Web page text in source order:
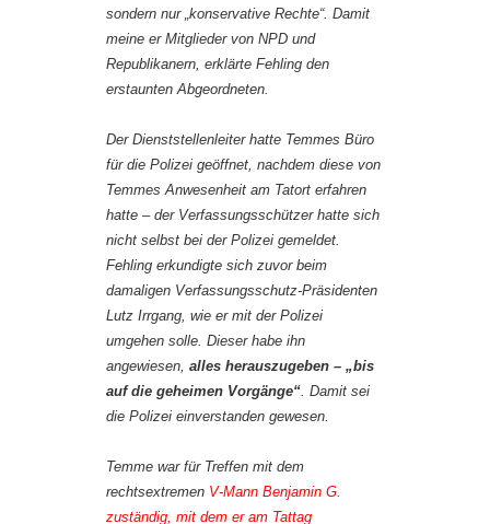
sondern nur „konservative Rechte“. Damit
meine er Mitglieder von NPD und
Republikanern, erklärte Fehling den
erstaunten Abgeordneten.
Der Dienststellenleiter hatte Temmes Büro
für die Polizei geöffnet, nachdem diese von
Temmes Anwesenheit am Tatort erfahren
hatte – der Verfassungsschützer hatte sich
nicht selbst bei der Polizei gemeldet.
Fehling erkundigte sich zuvor beim
damaligen Verfassungsschutz-Präsidenten
Lutz Irrgang, wie er mit der Polizei
umgehen solle. Dieser habe ihn
angewiesen, alles herauszugeben – „bis
auf die geheimen Vorgänge“. Damit sei
die Polizei einverstanden gewesen.
Temme war für Treffen mit dem
rechtsextremen V-Mann Benjamin G.
zuständig, mit dem er am Tattag